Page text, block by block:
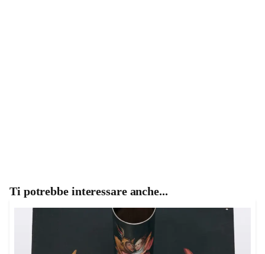
Ti potrebbe interessare anche...